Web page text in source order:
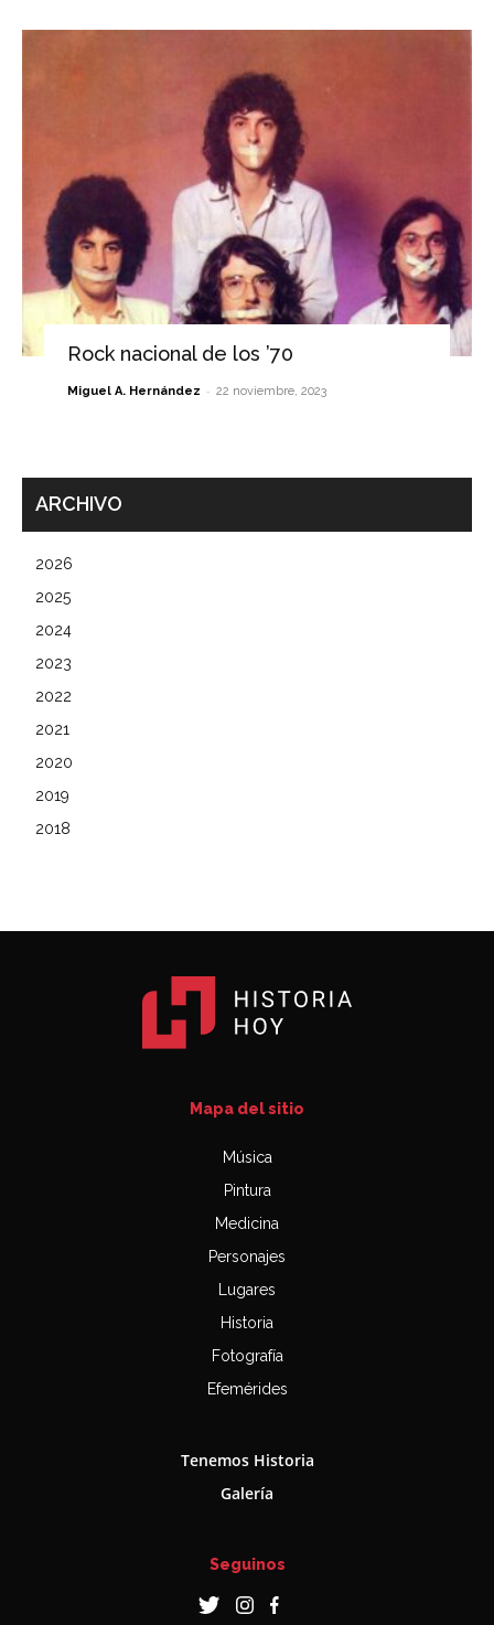
Rock nacional de los ’70
Miguel A. Hernández - 22 noviembre, 2023
ARCHIVO
2026
2025
2024
2023
2022
2021
2020
2019
2018
Mapa del sitio
Música
Pintura
Medicina
Personajes
Lugares
Historia
Fotografía
Efemérides
Tenemos Historia
Galería
Seguinos